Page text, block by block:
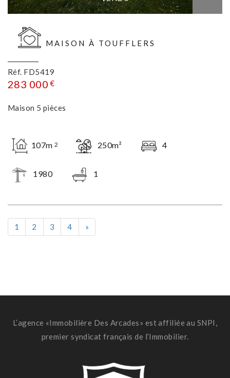
MAISON À TOUFFLERS
Réf. FD5419
283 000 €
Maison 5 pièces
107m 2 250m² 4
1980 1
1 2 3 4 »
L’agence «Immobilière Des Arcades» est affiliée au SNPI,
premier syndicat français de l’Immobilier.